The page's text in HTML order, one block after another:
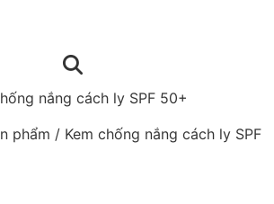
nắng cách ly SPF 50+
phẩm / Kem chống nắng cách ly SPF